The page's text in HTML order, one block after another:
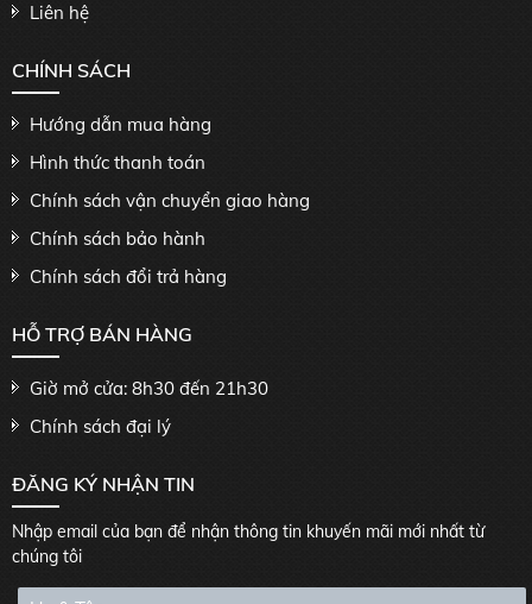
Liên hệ
CHÍNH SÁCH
Hướng dẫn mua hàng
Hình thức thanh toán
Chính sách vận chuyển giao hàng
Chính sách bảo hành
Chính sách đổi trả hàng
HỖ TRỢ BÁN HÀNG
Giờ mở cửa: 8h30 đến 21h30
Chính sách đại lý
ĐĂNG KÝ NHẬN TIN
Nhập email của bạn để nhận thông tin khuyến mãi mới nhất từ
chúng tôi